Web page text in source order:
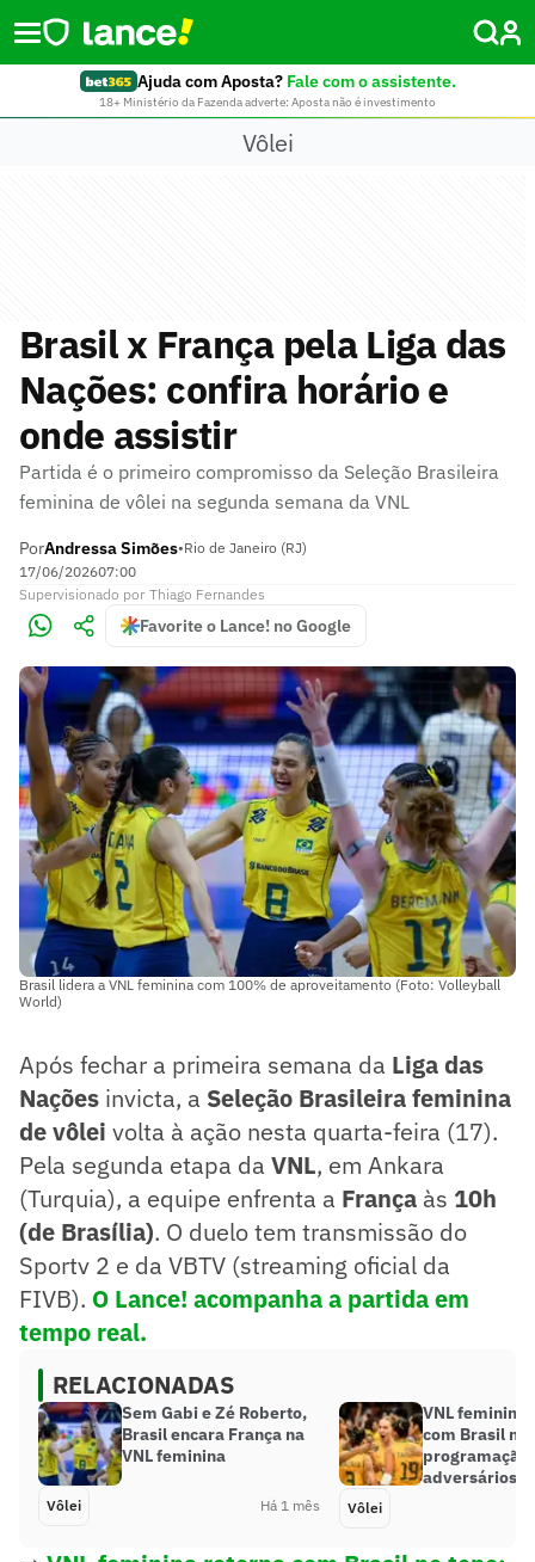
Ajuda com Aposta? Fale com o assistente.
18+ Ministério da Fazenda adverte: Aposta não é investimento
Vôlei
Brasil x França pela Liga das
Nações: confira horário e
onde assistir
Partida é o primeiro compromisso da Seleção Brasileira
feminina de vôlei na segunda semana da VNL
PorAndressa Simões•Rio de Janeiro (RJ)
17/06/202607:00
Supervisionado por Thiago Fernandes
Favorite o Lance! no Google
Brasil lidera a VNL feminina com 100% de aproveitamento (Foto: Volleyball
World)
Após fechar a primeira semana da Liga das
Nações invicta, a Seleção Brasileira feminina
de vôlei volta à ação nesta quarta-feira (17).
Pela segunda etapa da VNL, em Ankara
(Turquia), a equipe enfrenta a França às 10h
(de Brasília). O duelo tem transmissão do
Sportv 2 e da VBTV (streaming oficial da
FIVB). O Lance! acompanha a partida em
tempo real.
RELACIONADAS
Sem Gabi e Zé Roberto,
Brasil encara França na
VNL feminina
Vôlei Há 1 mês
VNL feminina
com Brasil no
programação
adversários
Vôlei